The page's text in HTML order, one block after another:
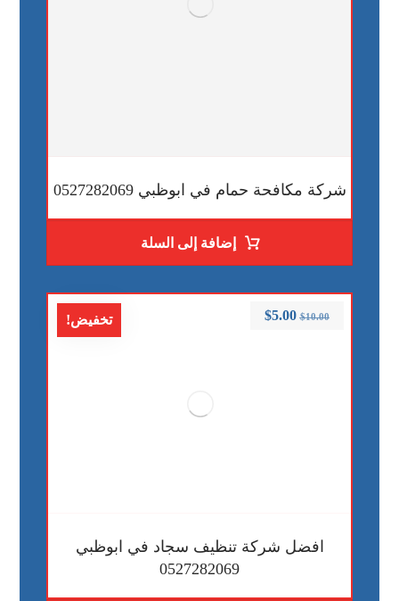
شركة مكافحة حمام في ابوظبي 0527282069
إضافة إلى السلة
تخفيض!
افضل شركة تنظيف سجاد في ابوظبي
0527282069
$10.00
$5.00